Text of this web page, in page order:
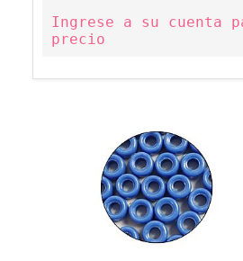
Ingrese a su cuenta
precio